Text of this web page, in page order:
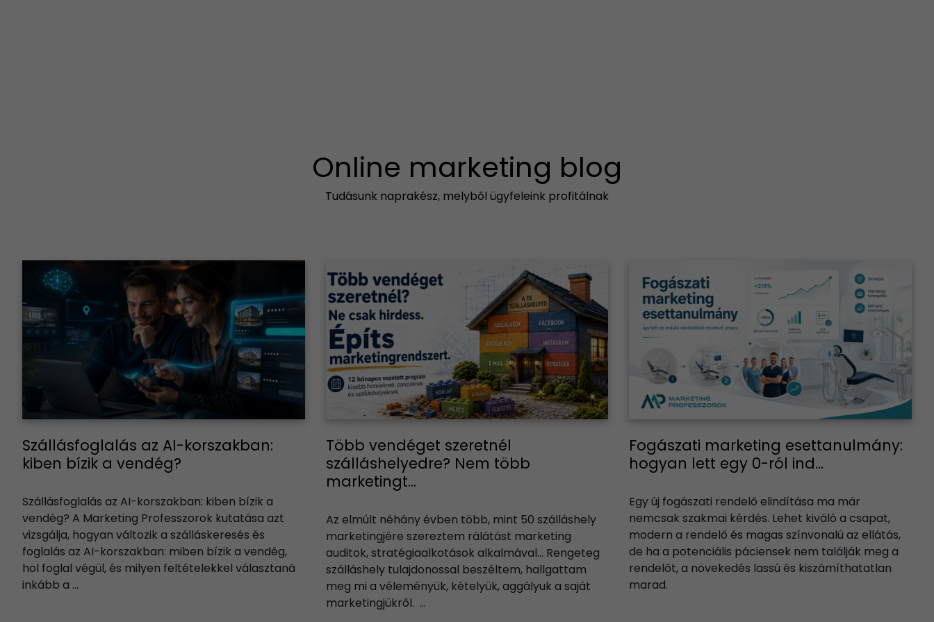
Online marketing blog
Tudásunk naprakész, melyből ügyfeleink profitálnak
Szállásfoglalás az AI-korszakban:
kiben bízik a vendég?
Szállásfoglalás az AI-korszakban: kiben bízik a
vendég? A Marketing Professzorok kutatása azt
vizsgálja, hogyan változik a szálláskeresés és
foglalás az AI-korszakban: miben bízik a vendég,
hol foglal végül, és milyen feltételekkel választaná
inkább a ...
Több vendéget szeretnél
szálláshelyedre? Nem több
marketingt...
Az elmúlt néhány évben több, mint 50 szálláshely
marketingjére szereztem rálátást marketing
auditok, stratégiaalkotások alkalmával… Rengeteg
szálláshely tulajdonossal beszéltem, hallgattam
meg mi a véleményük, kételyük, aggályuk a saját
marketingjükről. ...
Fogászati marketing esettanulmány:
hogyan lett egy 0-ról ind...
Egy új fogászati rendelő elindítása ma már
nemcsak szakmai kérdés. Lehet kiváló a csapat,
modern a rendelő és magas színvonalú az ellátás,
de ha a potenciális páciensek nem találják meg a
rendelőt, a növekedés lassú és kiszámíthatatlan
marad.